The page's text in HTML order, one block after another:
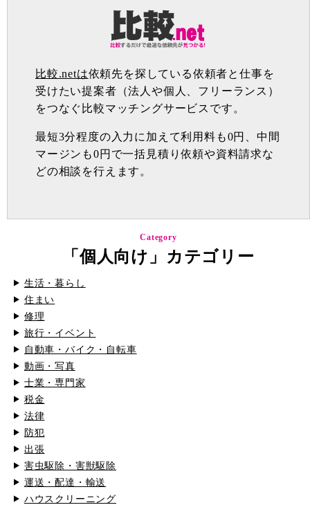
比較.netは依頼先を探している依頼者と仕事を
受けたい提案者（法人や個人、フリーランス）
をつなぐ比較マッチングサービスです。
最短3分程度の入力に加えて利用料も0円、中間
マージンも0円で一括見積り依頼や資料請求な
どの相談を行えます。
Category
「個人向け」カテゴリー
生活・暮らし
住まい
修理
旅行・イベント
自動車・バイク・自転車
動画・写真
士業・専門家
税金
法律
防犯
出張
害虫駆除・害獣駆除
運送・配達・輸送
ハウスクリーニング